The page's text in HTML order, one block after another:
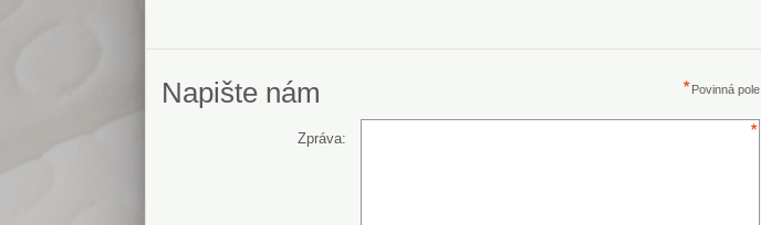
Napište nám Povinná pole
Zpráva: